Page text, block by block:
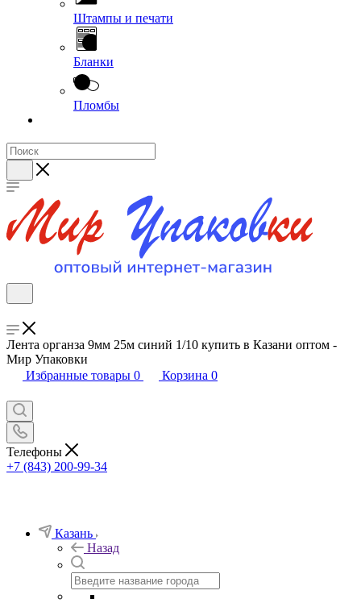
Штампы и печати
Бланки
Пломбы
Лента органза 9мм 25м синий 1/10 купить в Казани оптом -
Мир Упаковки
Избранные товары 0 Корзина 0
Телефоны
+7 (843) 200-99-34
Казань
Назад